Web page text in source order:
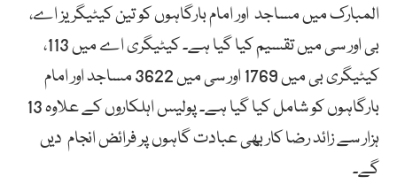
المبارک میں مساجد اور امام بارگاہوں کو تین کیٹیگریز اے،
بی اور سی میں تقسیم کیا گیا ہے۔ کیٹیگری اے میں 113،
کیٹیگری بی میں 1769 اور سی میں 3622 مساجد اور امام
بارگاہوں کو شامل کیا گیا ہے۔ پولیس اہلکاروں کے علاوہ 13
ہزار سے زائد رضا کار بھی عبادت گاہوں پر فرائض انجام دیں
گے۔